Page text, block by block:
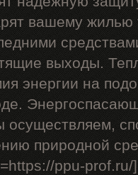
вашему
выходы.
энергии на
природной
ppu-prof.ru/